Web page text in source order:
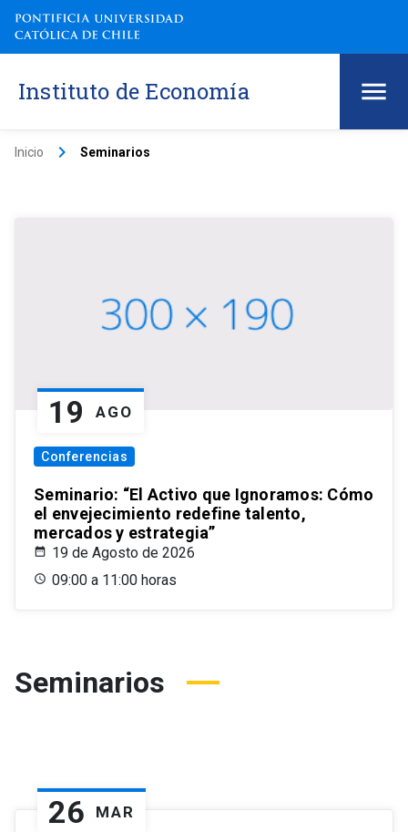
Instituto de Economía
Inicio keyboard_arrow_right Seminarios
19 AGO
Conferencias
Seminario: “El Activo que Ignoramos: Cómo
el envejecimiento redefine talento,
mercados y estrategia”
19 de Agosto de 2026
09:00 a 11:00 horas
Seminarios
26 MAR